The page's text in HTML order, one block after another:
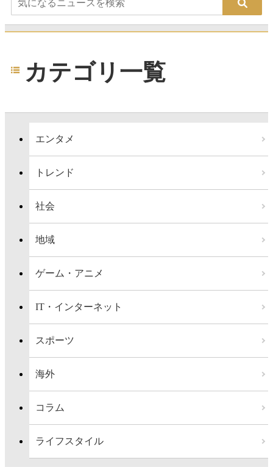
カテゴリ一覧
エンタメ
トレンド
社会
地域
ゲーム・アニメ
IT・インターネット
スポーツ
海外
コラム
ライフスタイル